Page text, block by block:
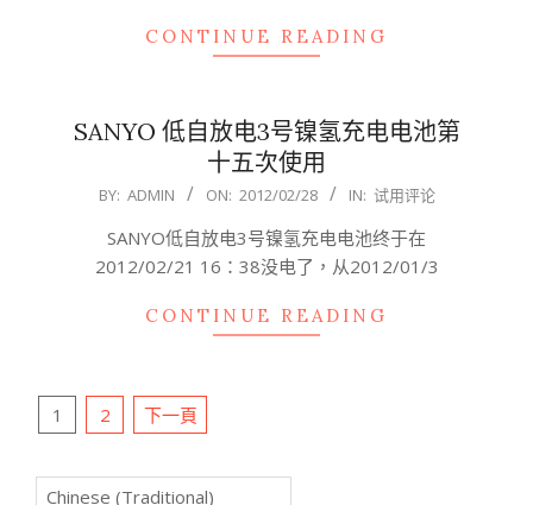
CONTINUE READING
SANYO 低自放电3号镍氢充电电池第
十五次使用
2012-
BY: ADMIN ON: 2012/02/28 IN: 试用评论
SANYO低自放电3号镍氢充电电池终于在
2012/02/21 16：38没电了，从2012/01/3
CONTINUE READING
文
分
1 2 下一頁